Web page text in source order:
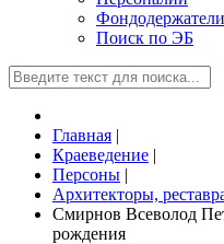
Фондодержатели
Поиск по ЭБ
Главная |
Краеведение |
Персоны |
Архитекторы,
Смирнов Всеволод
рождения